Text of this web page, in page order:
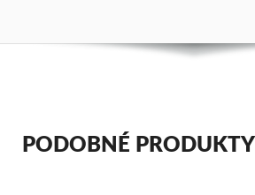
PODOBNÉ PRODUKTY